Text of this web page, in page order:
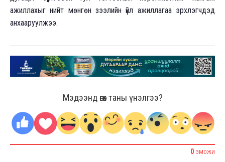
ажиллахыг нийт мөнгөн зээлийн үйл ажиллагаа эрхлэгчдэд
анхааруулжээ.
Мэдээнд өгөх таны үнэлгээ?
0 ЭМОЖИ